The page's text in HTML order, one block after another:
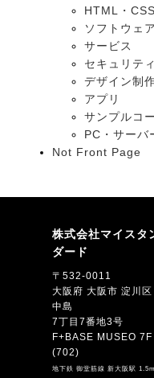
HTML・CSS
ソフトウェア
サービス
セキュリティ
デザイン制
アプリ
サンプルコ
PC・サーバ
Not Front Page
株式会社マイスタ
ダード
〒532-0011
大阪府 大阪市 淀川区
中島
7丁目7番地3号
F+BASE MUSEO 7F
(702)
地下鉄 御堂筋線 新大阪駅